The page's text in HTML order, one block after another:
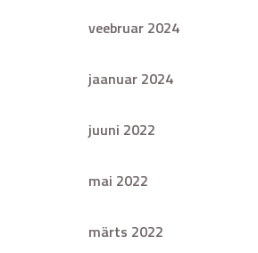
veebruar 2024
jaanuar 2024
juuni 2022
mai 2022
märts 2022